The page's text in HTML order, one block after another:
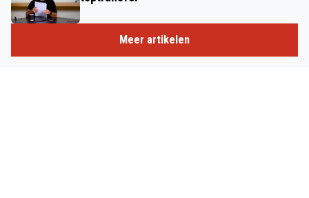
Meer artikelen